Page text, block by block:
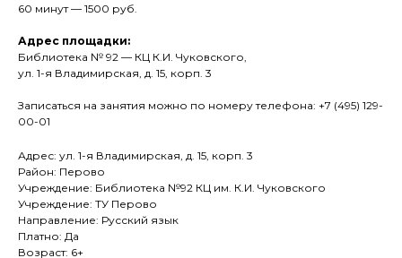
60 минут — 1500 руб.
Адрес площадки:
Библиотека № 92 — КЦ К.И. Чуковского,
ул. 1-я Владимирская, д. 15, корп. 3
Записаться на занятия можно по номеру телефона: +7 (495) 129-
00-01
Адрес: ул. 1-я Владимирская, д. 15, корп. 3
Район: Перово
Учреждение: Библиотека №92 КЦ им. К.И. Чуковского
Учреждение: ТУ Перово
Направление: Русский язык
Платно: Да
Возраст: 6+